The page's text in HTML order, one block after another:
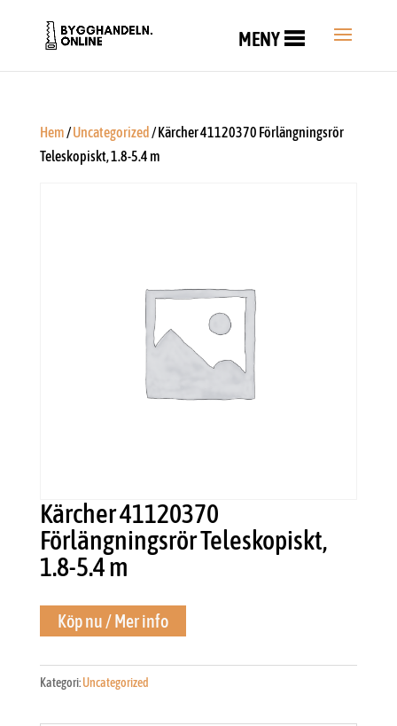
MENY
Hem/Uncategorized / Kärcher 41120370 Förlängningsrör
Teleskopiskt, 1.8-5.4 m
Kärcher 41120370
Förlängningsrör Teleskopiskt,
1.8-5.4 m
Köp nu / Mer info
Kategori:Uncategorized